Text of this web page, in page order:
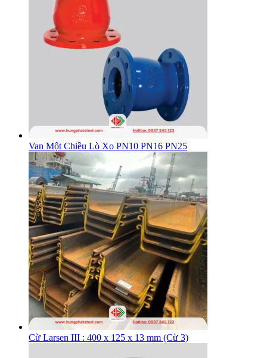
Van Một Chiều Lò Xo PN10 PN16 PN25
Cừ Larsen III : 400 x 125 x 13 mm (Cừ 3)